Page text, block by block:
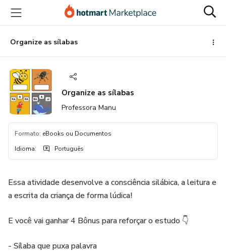
para
conteúdo
principal
para
pagamento
para
rodapéOrganize as sílabas
Organize as sílabas
Professora Manu
Formato: eBooks ou Documentos
Idioma: Português
Essa atividade desenvolve a consciência silábica, a leitura e
a escrita da criança de forma lúdica!
E você vai ganhar 4 Bônus para reforçar o estudo 👇
- Sílaba que puxa palavra